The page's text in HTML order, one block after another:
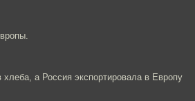
а Россия экспортировала в Европу